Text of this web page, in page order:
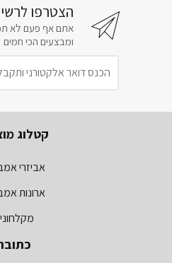
הצטרפו
ומבצעים הכי חמים
קטלוג
ארונות